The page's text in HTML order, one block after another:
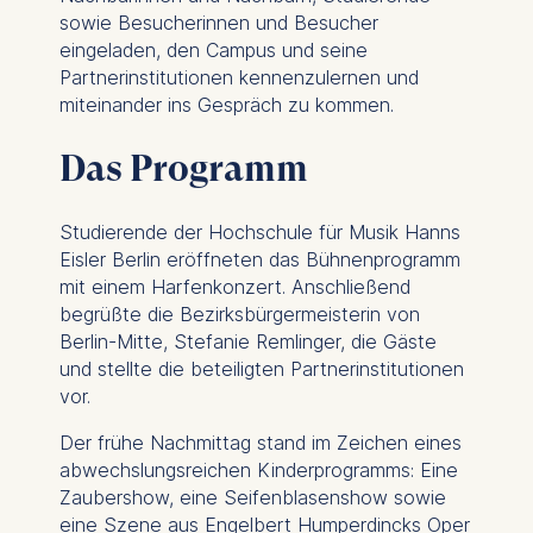
sowie Besucherinnen und Besucher
eingeladen, den Campus und seine
Partnerinstitutionen kennenzulernen und
miteinander ins Gespräch zu kommen.
Das Programm
Studierende der Hochschule für Musik Hanns
Eisler Berlin eröffneten das Bühnenprogramm
mit einem Harfenkonzert. Anschließend
begrüßte die Bezirksbürgermeisterin von
Berlin-Mitte, Stefanie Remlinger, die Gäste
und stellte die beteiligten Partnerinstitutionen
vor.
Der frühe Nachmittag stand im Zeichen eines
abwechslungsreichen Kinderprogramms: Eine
Zaubershow, eine Seifenblasenshow sowie
eine Szene aus Engelbert Humperdincks Oper